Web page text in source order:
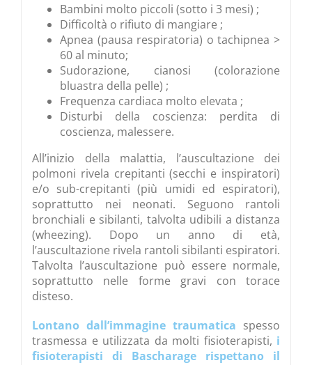
Bambini molto piccoli (sotto i 3 mesi) ;
Difficoltà o rifiuto di mangiare ;
Apnea (pausa respiratoria) o tachipnea >
60 al minuto;
Sudorazione, cianosi (colorazione
bluastra della pelle) ;
Frequenza cardiaca molto elevata ;
Disturbi della coscienza: perdita di
coscienza, malessere.
All’inizio della malattia, l’auscultazione dei
polmoni rivela crepitanti (secchi e inspiratori)
e/o sub-crepitanti (più umidi ed espiratori),
soprattutto nei neonati. Seguono rantoli
bronchiali e sibilanti, talvolta udibili a distanza
(wheezing). Dopo un anno di età,
l’auscultazione rivela rantoli sibilanti espiratori.
Talvolta l’auscultazione può essere normale,
soprattutto nelle forme gravi con torace
disteso.
Lontano dall’immagine traumatica spesso
trasmessa e utilizzata da molti fisioterapisti, i
fisioterapisti di Bascharage rispettano il